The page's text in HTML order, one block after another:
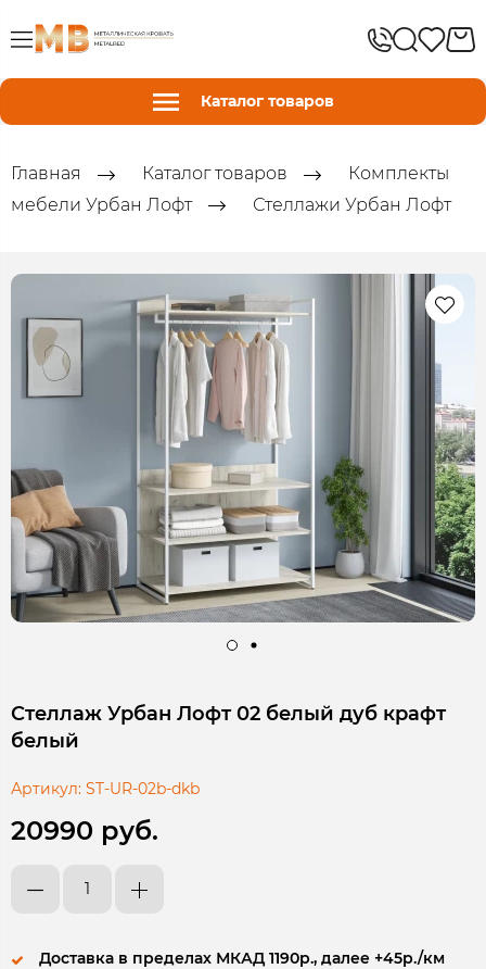
Каталог товаров
Главная Каталог товаров
Комплекты
мебели Урбан Лофт
Стеллажи Урбан Лофт
Стеллаж Урбан Лофт 02 белый дуб крафт
белый
Артикул: ST-UR-02b-dkb
20990 руб.
Доставка в пределах МКАД 1190р., далее +45р./км